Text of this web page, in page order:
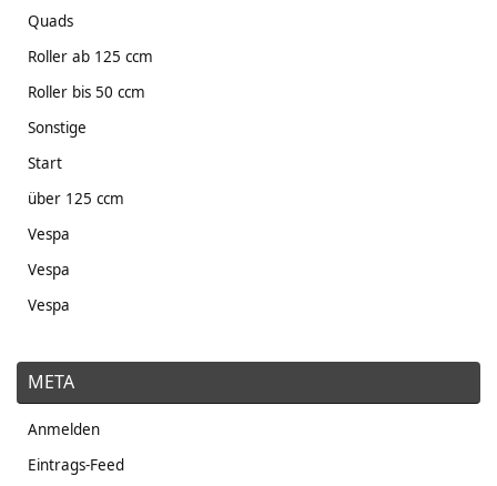
Quads
Roller ab 125 ccm
Roller bis 50 ccm
Sonstige
Start
über 125 ccm
Vespa
Vespa
Vespa
META
Anmelden
Eintrags-Feed